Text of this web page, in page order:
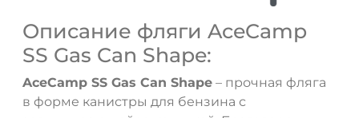
Описание фляги AceCamp
SS Gas Can Shape:
AceCamp SS Gas Can Shape – прочная фляга
в форме канистры для бензина с